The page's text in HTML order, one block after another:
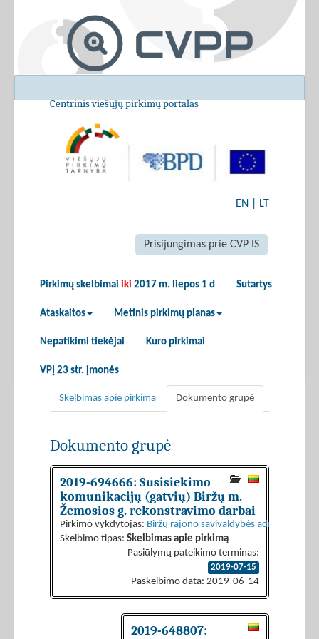
Centrinis viešųjų pirkimų portalas
EN LT
Prisijungimas prie CVP IS
Pirkimų skelbimai iki 2017 m. liepos 1 d Sutartys
Ataskaitos Metinis pirkimų planas
Nepatikimi tiekėjai Kuro pirkimai
VPĮ 23 str. įmonės
Skelbimas apie pirkimą Dokumento grupė
Dokumento grupė
2019-694666: Susisiekimo
komunikacijų (gatvių) Biržų m.
Žemosios g. rekonstravimo darbai
Pirkimo vykdytojas: Biržų rajono savivaldybės administracija
Skelbimo tipas: Skelbimas apie pirkimą
Pasiūlymų pateikimo terminas:
2019-07-15
Paskelbimo data: 2019-06-14
2019-648807: